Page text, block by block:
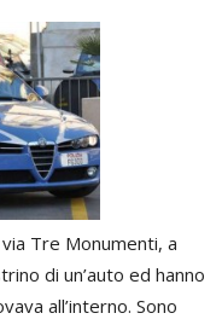
Tre Monumenti, a
di un’auto ed hanno
all’interno. Sono